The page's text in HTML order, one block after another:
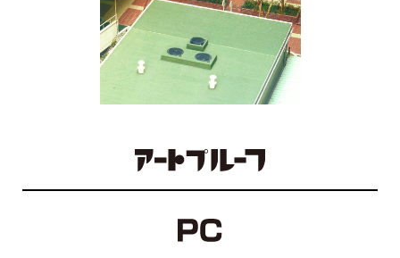
現在、販売を停止しております。
詳しくはお知らせをご覧ください。
防水の保証は10年間です。
既設防水材は非撤去（工事中の漏水も安心。）
重量はシングルの1／2（新築から2回改修が可
屋根材の飛散はありません。（単層の3Dルー